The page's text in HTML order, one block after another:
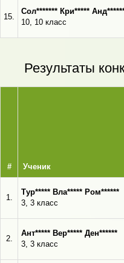
15.
Сол******* Кри*****
10, 10 класс
Результаты
# Ученик
1.
Тур***** Вла***** Ром******
3, 3 класс
2.
Ант***** Вер***** Ден******
3, 3 класс